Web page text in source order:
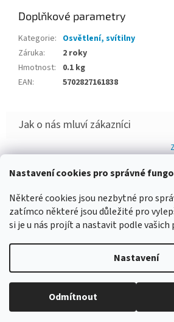
Nastavení cookies pro správné
Některé cookies jsou nezbytné pro
zatímco některé jsou důležité pro
si je u nás projít a nastavit podle vašich
Nastavení
Odmítnout
Doplňkové parametry
Kategorie: Osvětlení, svítilny
Záruka:
2 roky
Hmotnost:
0.1 kg
EAN: 5702827161838
Copyright 2026
vyhrazena.
Upravit